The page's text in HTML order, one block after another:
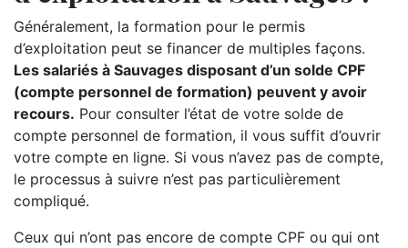
Généralement, la formation pour le permis
d’exploitation peut se financer de multiples façons.
Les salariés à Sauvages disposant d’un solde CPF
(compte personnel de formation) peuvent y avoir
recours. Pour consulter l’état de votre solde de
compte personnel de formation, il vous suffit d’ouvrir
votre compte en ligne. Si vous n’avez pas de compte,
le processus à suivre n’est pas particulièrement
compliqué.
Ceux qui n’ont pas encore de compte CPF ou qui ont